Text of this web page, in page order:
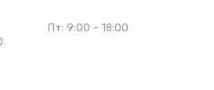
Пт: 9:00 - 18:00